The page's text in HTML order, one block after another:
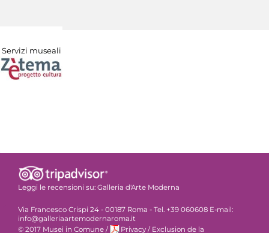
Servizi museali
Leggi le recensioni su: Galleria d'Arte Moderna
Via Francesco Crispi 24 - 00187 Roma - Tel. +39 060608 E-mail:
info@galleriaartemodernaroma.it
© 2017 Musei in Comune / Privacy / Exclusion de la